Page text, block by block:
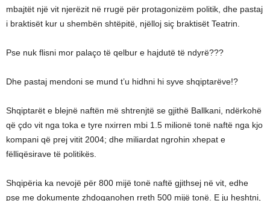
mbajtët një vit njerëzit në rrugë për protagonizëm politik, dhe pastaj
i braktisët kur u shembën shtëpitë, njëlloj siç braktisët Teatrin.
Pse nuk flisni mor palaço të qelbur e hajdutë të ndyrë???
Dhe pastaj mendoni se mund t’u hidhni hi syve shqiptarëve!?
Shqiptarët e blejnë naftën më shtrenjtë se gjithë Ballkani, ndërkohë
që çdo vit nga toka e tyre nxirren mbi 1.5 milionë tonë naftë nga kjo
kompani që prej vitit 2004; dhe miliardat ngrohin xhepat e
fëlliqësirave të politikës.
Shqipëria ka nevojë për 800 mijë tonë naftë gjithsej në vit, edhe
pse me dokumente zhdoganohen rreth 500 mijë tonë. E ju heshtni,